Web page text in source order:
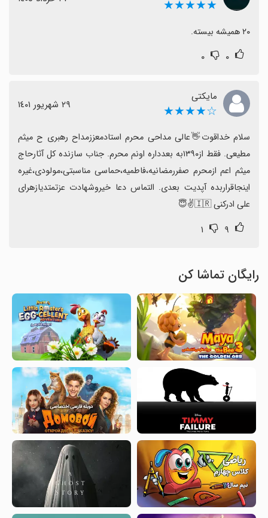
★★★★★
۲۰ همیشه بیسته.
۰ ۰
مایکتی
☆★★★★ ٢٩ شهریور ١٤٠١
علی ادرکنی 🇮🇷✌️😇
۹ ۱
رایگان تماشا کن